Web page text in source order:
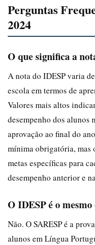
Perguntas
2024
O que significa a
A nota do IDESP varia
escola em termos de
Valores mais altos
desempenho dos alunos
aprovação ao final do
mínima obrigatória, mas
metas específicas para
desempenho anterior e
O IDESP é o
Não. O SARESP é a
alunos em Língua